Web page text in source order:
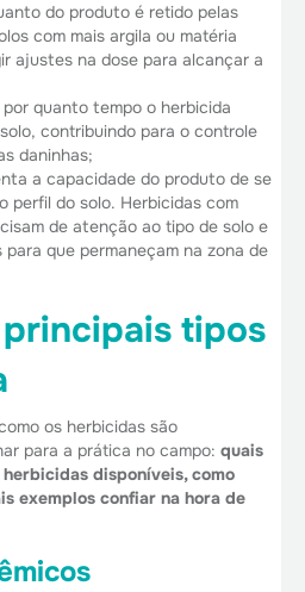
do produto é retido pelas
com mais argila ou matéria
ajustes na dose para alcançar a
quanto tempo o herbicida
contribuindo para o controle
daninhas;
a capacidade do produto de se
perfil do solo. Herbicidas com
de atenção ao tipo de solo e
que permaneçam na zona de
tipos
os herbicidas são
para a prática no campo: quais
disponíveis, como
exemplos confiar na hora de